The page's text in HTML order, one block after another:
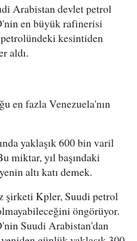
Arabistan devlet petrol
en büyük rafinerisi
kesintiden
aldı.
en fazla Venezuela'nın
yaklaşık 600 bin varil
miktar, yıl başındaki
altı katı demek.
şirketi Kpler, Suudi petrol
öngörüyor.
Suudi Arabistan'dan